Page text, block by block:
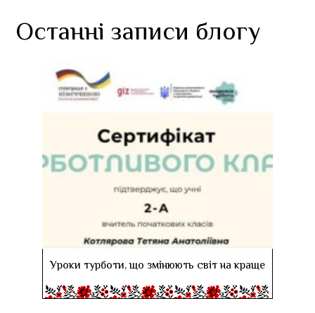
Останні записи блогу
Уроки турботи, що змінюють світ на краще